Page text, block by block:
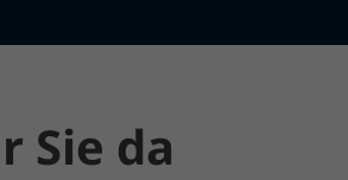
Sie da